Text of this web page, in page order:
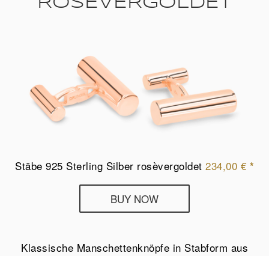
Stäbe 925 Sterling Silber rosèvergoldet 234,00 € *
Manschettenknöpfe
BUY NOW
Klassische Manschettenknöpfe in Stabform aus